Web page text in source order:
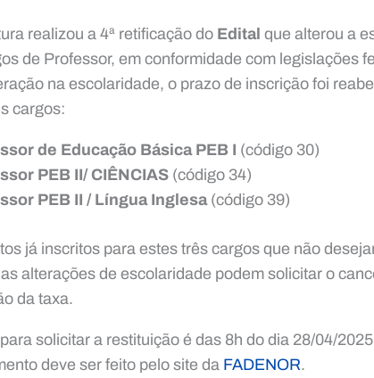
realizou a 4ª retificação do Edital que alterou a
de Professor, em conformidade com legislações
na escolaridade, o prazo de inscrição foi
cargos:
de Educação Básica PEB I (código 30)
PEB II/ CIÊNCIAS (código 34)
PEB II / Língua Inglesa (código 39)
já inscritos para estes três cargos que não
alterações de escolaridade podem solicitar o
da taxa.
solicitar a restituição é das 8h do dia 28/04/
deve ser feito pelo site da FADENOR.